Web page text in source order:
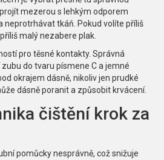
mezerou s lehkým odporem
neprotrhávat tkáň. Pokud volíte příliš
malý nezabere plak.
pro těsné kontakty. Správná
do tvaru písmene C a jemné
okrajem dásně, nikoliv jen prudké
dásně poranit a způsobit krvácení.
čištění krok za
pomůcky nesprávně, což snižuje